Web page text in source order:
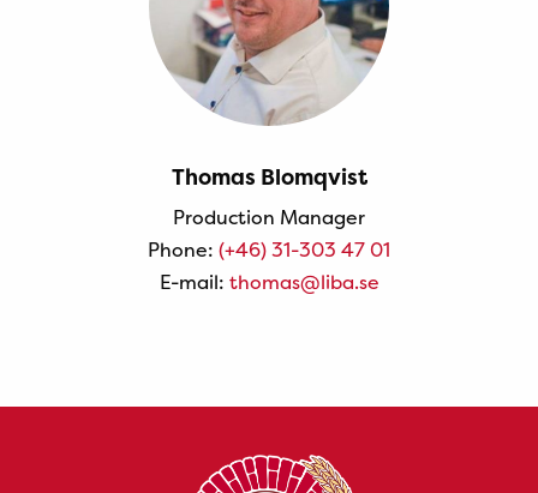
Thomas Blomqvist
Production Manager
Phone: (+46) 31-303 47 01
E-mail: thomas@liba.se